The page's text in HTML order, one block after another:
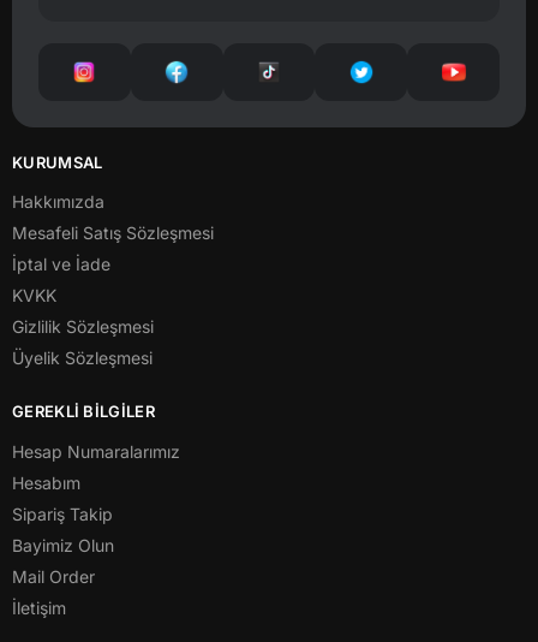
KURUMSAL
Hakkımızda
Mesafeli Satış Sözleşmesi
İptal ve İade
KVKK
Gizlilik Sözleşmesi
Üyelik Sözleşmesi
GEREKLİ BİLGİLER
Hesap Numaralarımız
Hesabım
Sipariş Takip
Bayimiz Olun
Mail Order
İletişim